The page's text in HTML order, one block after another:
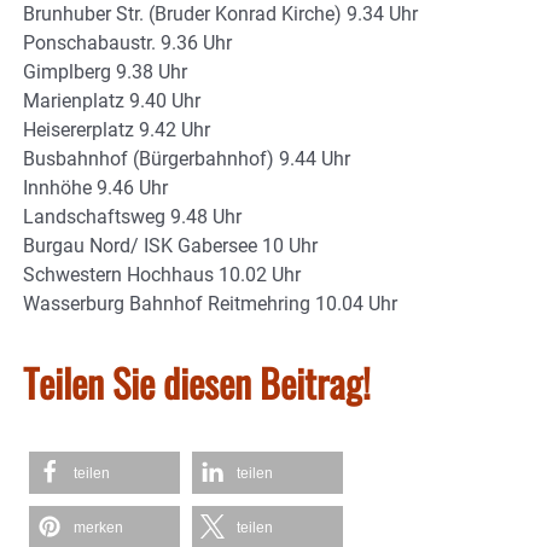
Brunhuber Str. (Bruder Konrad Kirche) 9.34 Uhr
Ponschabaustr. 9.36 Uhr
Gimplberg 9.38 Uhr
Marienplatz 9.40 Uhr
Heisererplatz 9.42 Uhr
Busbahnhof (Bürgerbahnhof) 9.44 Uhr
Innhöhe 9.46 Uhr
Landschaftsweg 9.48 Uhr
Burgau Nord/ ISK Gabersee 10 Uhr
Schwestern Hochhaus 10.02 Uhr
Wasserburg Bahnhof Reitmehring 10.04 Uhr
Teilen Sie diesen Beitrag!
teilen teilen
merken teilen